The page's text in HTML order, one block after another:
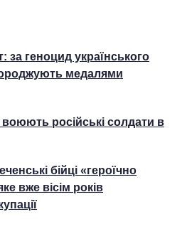
за геноцид українського
медалями
російські солдати в
бійці «героїчно
вже вісім років